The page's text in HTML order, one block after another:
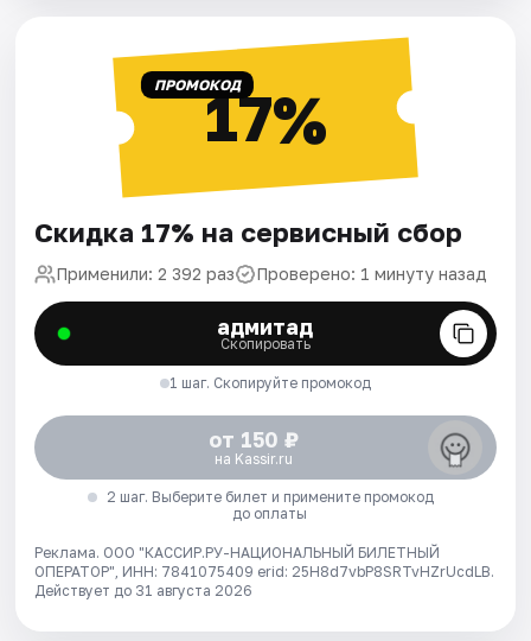
ПРОМОКОД17%
Скидка 17% на сервисный сбор
Применили: 2 392 раз Проверено: 1 минуту назад
адмитад
Скопировать
1 шаг. Скопируйте промокод
от 150 ₽
на Kassir.ru
2 шаг. Выберите билет и примените промокод
до оплаты
Реклама. ООО "КАССИР.РУ-НАЦИОНАЛЬНЫЙ БИЛЕТНЫЙ
ОПЕРАТОР", ИНН: 7841075409 erid: 25H8d7vbP8SRTvHZrUcdLB.
Действует до 31 августа 2026